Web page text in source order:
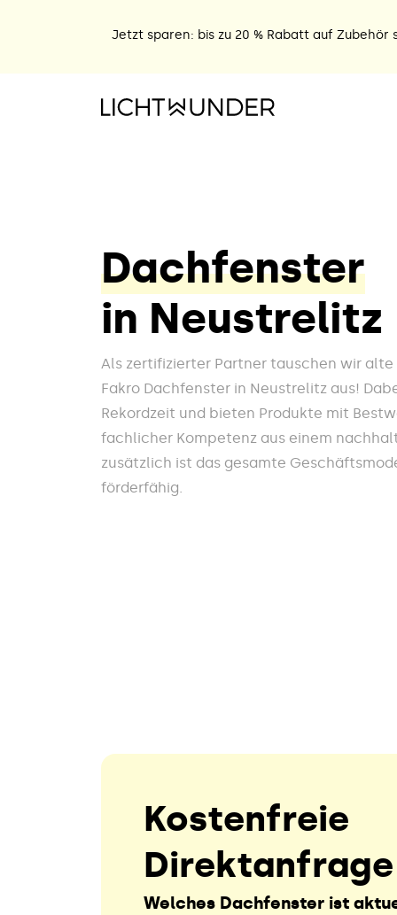
Jetzt sparen: bis zu 20 % Rabatt auf
Dachfenster
in Neustrelitz
Als zertifizierter Partner tauschen wir alte
Fakro Dachfenster in Neustrelitz aus!
Rekordzeit und bieten Produkte mit
fachlicher Kompetenz aus einem
zusätzlich ist das gesamte
förderfähig.
Kostenfreie
Direktanfrage
Welches Dachfenster ist